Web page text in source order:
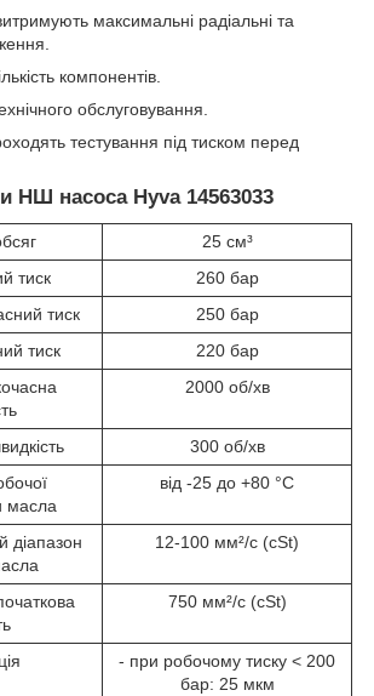
максимальні радіальні та
компонентів.
обслуговування.
тестування під тиском перед
НШ насоса Hyva 14563033
25 см³
тиск
260 бар
тиск
250 бар
тиск
220 бар
2000 об/хв
300 об/хв
масла
від -25 до +80 °C
діапазон
12-100 мм²/с (cSt)
750 мм²/с (cSt)
- при робочому тиску < 200
бар: 25 мкм